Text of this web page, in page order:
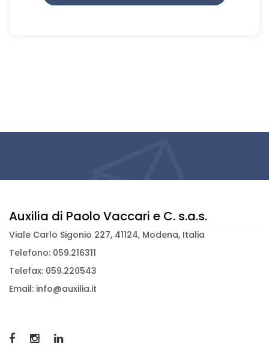
Auxilia di Paolo Vaccari e C. s.a.s.
Viale Carlo Sigonio 227, 41124, Modena, Italia
Telefono: 059.216311
Telefax: 059.220543
Email: info@auxilia.it